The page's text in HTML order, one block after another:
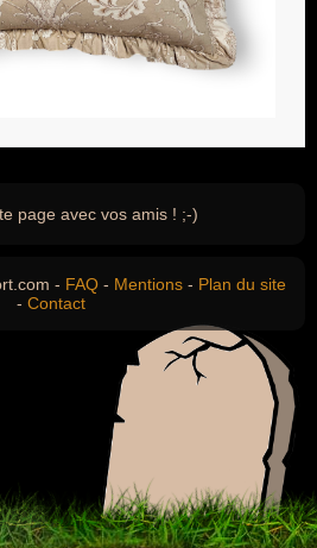
page avec vos amis ! ;-)
- FAQ - Mentions - Plan du site
- Contact